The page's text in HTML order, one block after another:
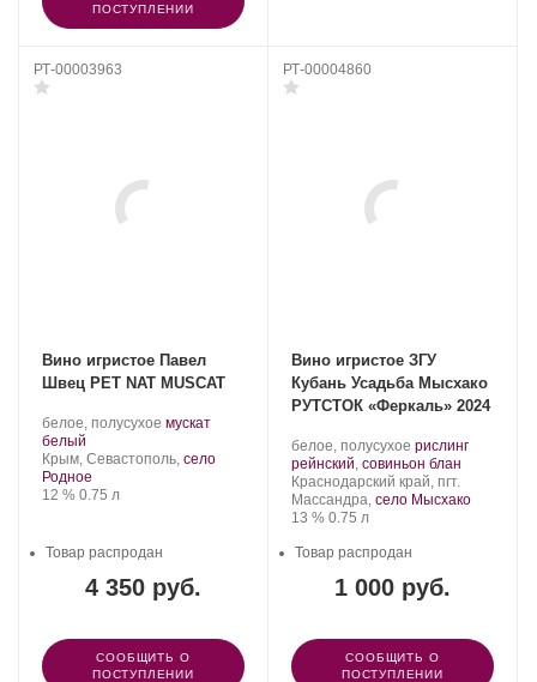
ПОСТУПЛЕНИИ
РТ-00003963
Вино игристое Павел
Швец PET NAT MUSCAT
Производитель:
UPPA
WINERY.
белое, полусухое .
винограда:
мускат
белый
Регион:
Крым, Севастополь, село
Родное
Крепость
12 %. Объем
0.75 л
4 350 руб.
Товар распродан
СООБЩИТЬ О
ПОСТУПЛЕНИИ
РТ-00004860
Вино игристое ЗГУ
Кубань Усадьба Мысхако
РУТСТОК «Феркаль» 2024
Производитель:
Усадьба
Мысхако.
белое, полусухое .
Сорт
винограда:
рислинг
рейнский, совиньон блан
Регион:
Краснодарский край, пгт.
Массандра, село Мысхако
Крепость
13 %. Объем
0.75 л
1 000 руб.
Товар распродан
СООБЩИТЬ О
ПОСТУПЛЕНИИ